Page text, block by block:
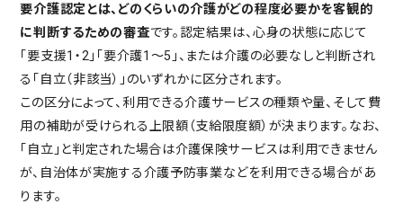
要介護認定とは、どのくらいの介護がどの程度必要かを客観的
に判断するための審査です。認定結果は、心身の状態に応じて
「要支援1・2」「要介護1〜5」、または介護の必要なしと判断され
る「自立（非該当）」のいずれかに区分されます。
この区分によって、利用できる介護サービスの種類や量、そして費
用の補助が受けられる上限額（支給限度額）が決まります。なお、
「自立」と判定された場合は介護保険サービスは利用できません
が、自治体が実施する介護予防事業などを利用できる場合があ
ります。